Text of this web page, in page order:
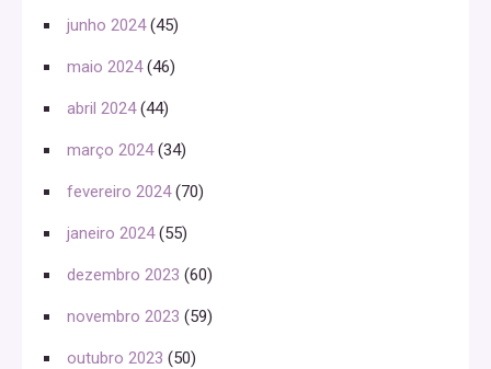
junho 2024(45)
maio 2024(46)
abril 2024(44)
março 2024(34)
fevereiro 2024(70)
janeiro 2024(55)
dezembro 2023 (60)
novembro 2023 (59)
outubro 2023 (50)